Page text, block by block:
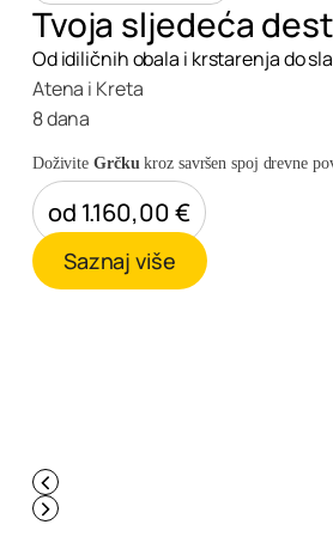
Tvoja sljedeća
Od idiličnih obala i krstarenja do
Atena i Kreta
8 dana
Doživite Grčkukroz savršen spoj drevne
od 1.160,00 €
Saznaj više